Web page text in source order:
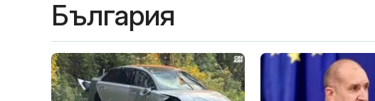
България